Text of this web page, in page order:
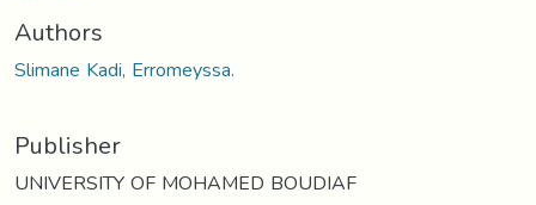
Authors
Slimane Kadi, Erromeyssa.
Publisher
UNIVERSITY OF MOHAMED BOUDIAF